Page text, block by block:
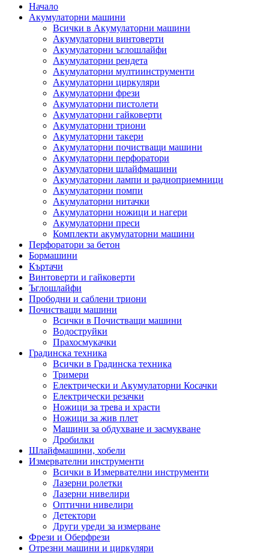
Начало
Акумулаторни машини
Всички в Акумулаторни машини
Акумулаторни винтоверти
Акумулаторни ъглошлайфи
Акумулаторни рендета
Акумулаторни мултиинструменти
Акумулаторни циркуляри
Акумулаторни фрези
Акумулаторни пистолети
Акумулаторни гайковерти
Акумулаторни триони
Акумулаторни такери
Акумулаторни почистващи машини
Акумулаторни перфоратори
Акумулаторни шлайфмашини
Акумулаторни лампи и радиоприемници
Акумулаторни помпи
Акумулаторни нитачки
Акумулаторни ножици и нагери
Акумулаторни преси
Комплекти акумулаторни машини
Перфоратори за бетон
Бормашини
Къртачи
Винтоверти и гайковерти
Ъглошлайфи
Прободни и саблени триони
Почистващи машини
Всички в Почистващи машини
Водоструйки
Прахосмукачки
Градинска техника
Всички в Градинска техника
Тримери
Електрически и Акумулаторни Косачки
Електрически резачки
Ножици за трева и храсти
Ножици за жив плет
Машини за обдухване и засмукване
Дробилки
Шлайфмашини, хобели
Измервателни инструменти
Всички в Измервателни инструменти
Лазерни ролетки
Лазерни нивелири
Оптични нивелири
Детектори
Други уреди за измерване
Фрези и Оберфрези
Отрезни машини и циркуляри